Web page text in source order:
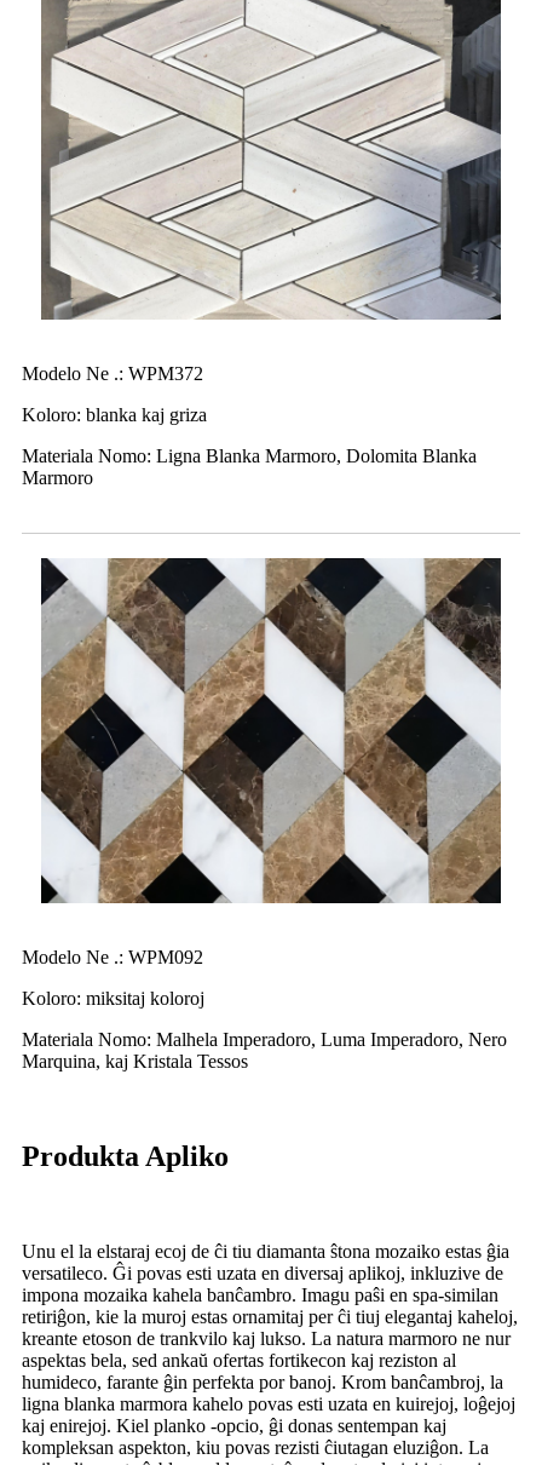
Modelo Ne .: WPM372
Koloro: blanka kaj griza
Materiala Nomo: Ligna Blanka Marmoro, Dolomita Blanka
Marmoro
Modelo Ne .: WPM092
Koloro: miksitaj koloroj
Materiala Nomo: Malhela Imperadoro, Luma Imperadoro, Nero
Marquina, kaj Kristala Tessos
Produkta Apliko
Unu el la elstaraj ecoj de ĉi tiu diamanta ŝtona mozaiko estas ĝia
versatileco. Ĝi povas esti uzata en diversaj aplikoj, inkluzive de
impona mozaika kahela banĉambro. Imagu paŝi en spa-similan
retiriĝon, kie la muroj estas ornamitaj per ĉi tiuj elegantaj kaheloj,
kreante etoson de trankvilo kaj lukso. La natura marmoro ne nur
aspektas bela, sed ankaŭ ofertas fortikecon kaj reziston al
humideco, farante ĝin perfekta por banoj. Krom banĉambroj, la
ligna blanka marmora kahelo povas esti uzata en kuirejoj, loĝejoj
kaj enirejoj. Kiel planko -opcio, ĝi donas sentempan kaj
kompleksan aspekton, kiu povas rezisti ĉiutagan eluziĝon. La